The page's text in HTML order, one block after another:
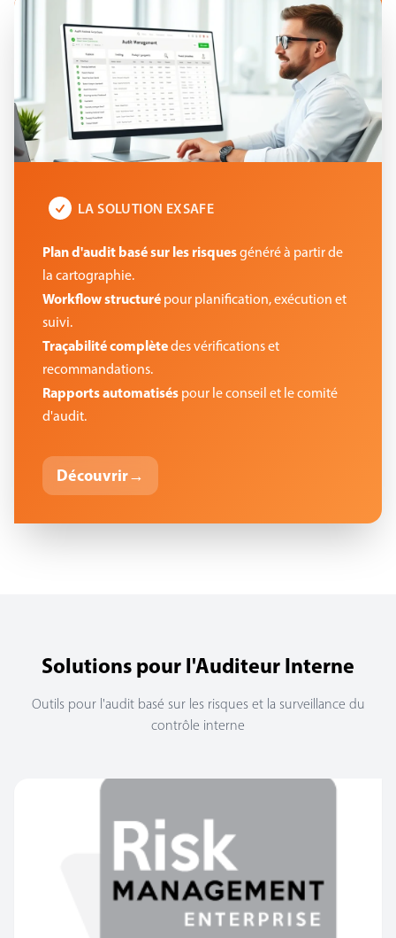
LA SOLUTION EXSAFE
Plan d'audit basé sur les risquesgénéré à partir de
la cartographie.
Workflow structuré pour planification, exécution et
suivi.
Traçabilité complètedes vérifications et
recommandations.
Rapports automatisés pour le conseil et le comité
d'audit.
Découvrir→
Solutions pour l'Auditeur Interne
Outils pour l'audit basé sur les risques et la surveillance du
contrôle interne